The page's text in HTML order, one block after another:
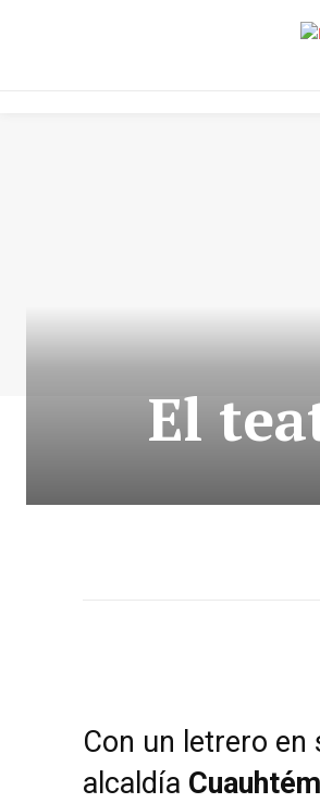
El
Con un letrero en
alcaldía